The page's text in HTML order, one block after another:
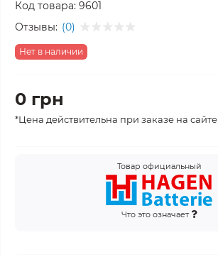
Код товара: 9601
Отзывы: (0)
Нет в наличии
0 грн
*Цена действительна при заказе на сайте
Товар официальный
Что это означает